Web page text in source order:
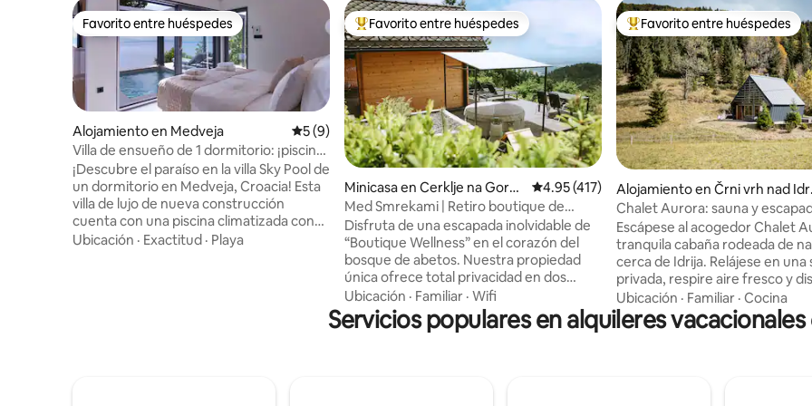
Favorito entre huéspedes
Favorito entre huéspedes
Alojamiento en Medveja Calificación promedio: 5 de 5, 9 reseñas
5 (9)
Villa de ensueño de 1 dormitorio: ¡piscina
climatizada, jacuzzi y sauna!
¡Descubre el paraíso en la villa Sky Pool de
un dormitorio en Medveja, Croacia! Esta
villa de lujo de nueva construcción
cuenta con una piscina climatizada con
impresionantes vistas al mar. Disfruta de
Ubicación · Exactitud · Playa
Favorito entre huéspedes preferido
Favorito entre huéspedes
Minicasa en Cerklje na Gore
njskem
Calificación promedio: 4.95 de 5, 417 reseñas
4.95 (417)
Med Smrekami | Retiro boutique de
bienestar y spa
Disfruta de una escapada inolvidable de
“Boutique Wellness” en el corazón del
bosque de abetos. Nuestra propiedad
única ofrece total privacidad en dos
secciones separadas: una romántica casa
de madera con vistas panorámicas, un
sillón de masaje de alta gama y un
Ubicación · Familiar · Wifi
Favorito entre huéspedes
Favorito entre huéspedes
Alojamiento en Črni vrh nad
o
Chalet Aurora: sauna y
naturaleza cerca de Idrija
Escápese al acogedor Chalet
tranquila cabaña rodeada de
cerca de Idrija. Relájese en una
privada, respire aire fresco y
la paz y la tranquilidad totales,
ajetreo de la ciudad. La casa es
parejas, familias o cualquier
naturaleza; y por la noche,
Ubicación · Familiar · Cocina
Servicios populares en alquileres vacacionales